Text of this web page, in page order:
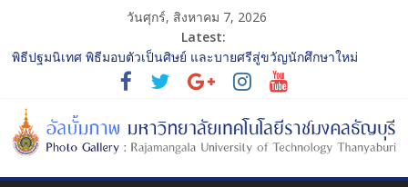
วันศุกร์, สิงหาคม 7, 2026
Latest:
พิธีปฐมนิเทศ พิธีมอบตัวเป็นศิษย์ และบายศรีสู่ขวัญนักศึกษาใหม่
ประจำปีการศึกษา 2568 รุ่นที่ 2
การประกวดทูตกิจกรรม ประจำปีการศึกษา 2568 “RMUTT Freshy
2025 Time to Nine-T”
โครงการแลกเปลี่ยนเรียนรู้บทบาทของกรรมการสภามหาวิทยาลัย
เทคโนโลยีราชมงคลธัญบุรี
รับน้องเข้าคณะศิลปกรรมศาสตร์ “โยนลูกรักษ์”